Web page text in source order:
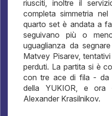
riusciti, inoltre il
completa simmetria
quarto set è andata a
seguivano più o
uguaglianza da
Matvey Pisarev,
perduti. La partita si è
con tre ace di fila - da
della YUKIOR, e ora
Alexander Krasilnikov.